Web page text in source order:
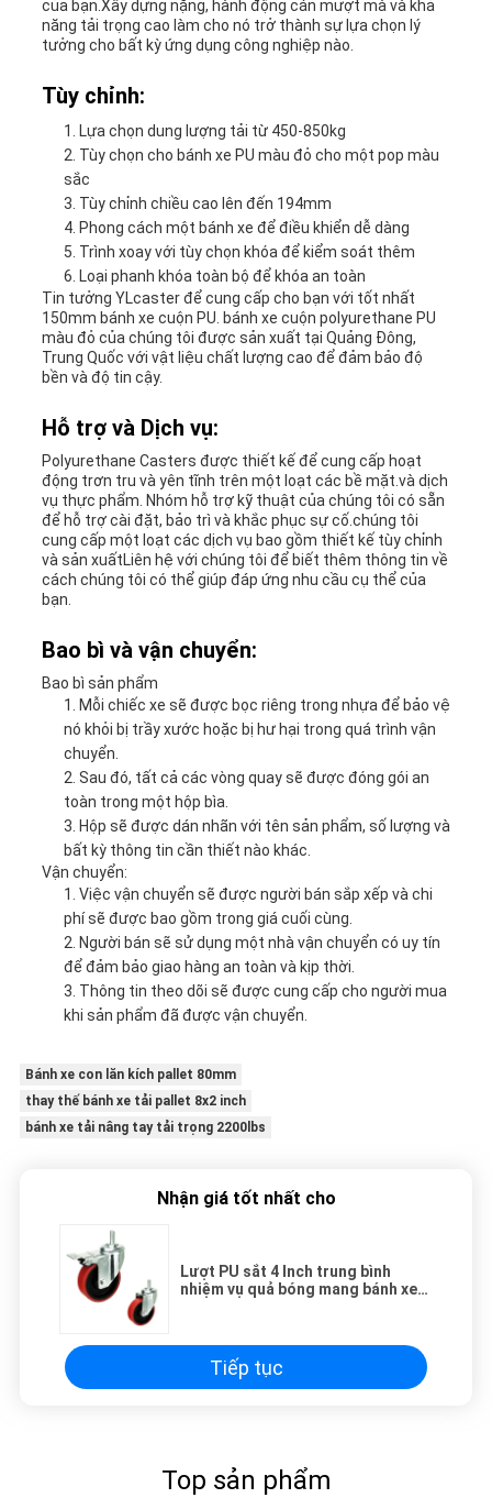
của bạn.Xây dựng nặng, hành động cán mượt mà và khả
năng tải trọng cao làm cho nó trở thành sự lựa chọn lý
tưởng cho bất kỳ ứng dụng công nghiệp nào.
Tùy chỉnh:
Lựa chọn dung lượng tải từ 450-850kg
Tùy chọn cho bánh xe PU màu đỏ cho một pop màu
sắc
Tùy chỉnh chiều cao lên đến 194mm
Phong cách một bánh xe để điều khiển dễ dàng
Trình xoay với tùy chọn khóa để kiểm soát thêm
Loại phanh khóa toàn bộ để khóa an toàn
Tin tưởng YLcaster để cung cấp cho bạn với tốt nhất
150mm bánh xe cuộn PU. bánh xe cuộn polyurethane PU
màu đỏ của chúng tôi được sản xuất tại Quảng Đông,
Trung Quốc với vật liệu chất lượng cao để đảm bảo độ
bền và độ tin cậy.
Hỗ trợ và Dịch vụ:
Polyurethane Casters được thiết kế để cung cấp hoạt
động trơn tru và yên tĩnh trên một loạt các bề mặt.và dịch
vụ thực phẩm. Nhóm hỗ trợ kỹ thuật của chúng tôi có sẵn
để hỗ trợ cài đặt, bảo trì và khắc phục sự cố.chúng tôi
cung cấp một loạt các dịch vụ bao gồm thiết kế tùy chỉnh
và sản xuấtLiên hệ với chúng tôi để biết thêm thông tin về
cách chúng tôi có thể giúp đáp ứng nhu cầu cụ thể của
bạn.
Bao bì và vận chuyển:
Bao bì sản phẩm
Mỗi chiếc xe sẽ được bọc riêng trong nhựa để bảo vệ
nó khỏi bị trầy xước hoặc bị hư hại trong quá trình vận
chuyển.
Sau đó, tất cả các vòng quay sẽ được đóng gói an
toàn trong một hộp bìa.
Hộp sẽ được dán nhãn với tên sản phẩm, số lượng và
bất kỳ thông tin cần thiết nào khác.
Vận chuyển:
Việc vận chuyển sẽ được người bán sắp xếp và chi
phí sẽ được bao gồm trong giá cuối cùng.
Người bán sẽ sử dụng một nhà vận chuyển có uy tín
để đảm bảo giao hàng an toàn và kịp thời.
Thông tin theo dõi sẽ được cung cấp cho người mua
khi sản phẩm đã được vận chuyển.
Bánh xe con lăn kích pallet 80mm
thay thế bánh xe tải pallet 8x2 inch
bánh xe tải nâng tay tải trọng 2200lbs
Nhận giá tốt nhất cho
Lượt PU sắt 4 Inch trung bình
nhiệm vụ quả bóng mang bánh xe
Tiếp tục
Top sản phẩm